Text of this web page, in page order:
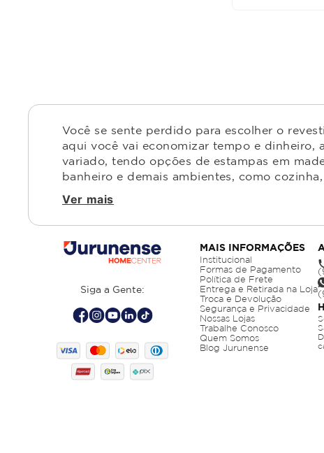
Você se sente perdido para escolher o
aqui você vai economizar tempo e dinheiro,
variado, tendo opções de estampas em
banheiro e demais ambientes, como
Ver mais
Siga a Gente:
MAIS INFORMAÇÕES
Institucional
Formas de Pagamento
Política de Frete
Entrega e Retirada na Loja
Troca e Devolução
Segurança e Privacidade
Nossas Lojas
Trabalhe Conosco
Quem Somos
Blog Jurunense